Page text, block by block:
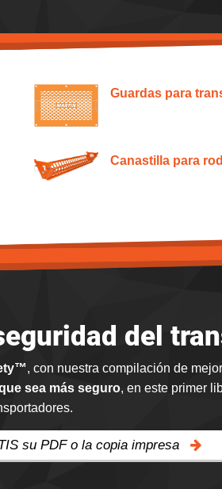
Guardas para
Canastilla para
del
, con nuestra compilación de
sea más seguro, en este primer
su PDF o la copia impresa